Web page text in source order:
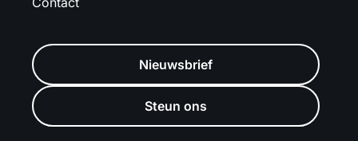
Nieuwsbrief
Steun ons